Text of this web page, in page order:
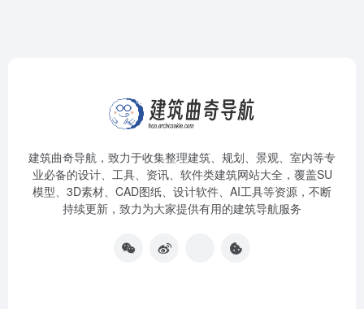
建筑曲奇导航 ，致力于收集整理建筑、规划、景观、室内等专
业必备的设计、工具、资讯、软件类建筑网站大全，覆盖SU
模型、3D素材、CAD图纸、设计软件、AI工具等资源，不断
持续更新，致力为大家提供有用的建筑导航服务